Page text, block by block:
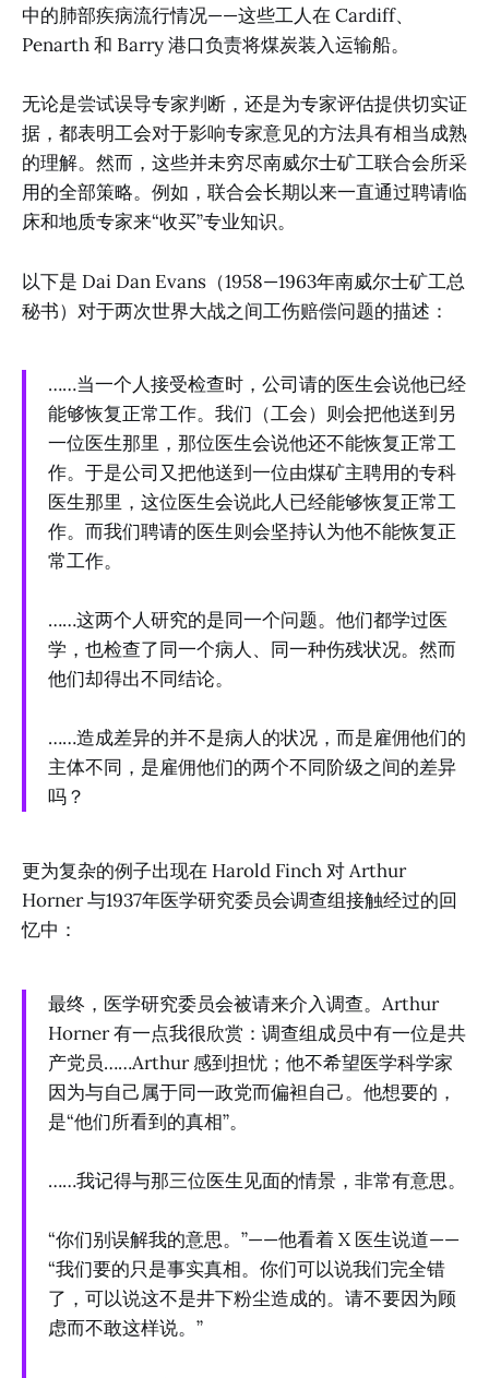
中的肺部疾病流行情况——这些工人在 Cardiff、
Penarth 和 Barry 港口负责将煤炭装入运输船。
无论是尝试误导专家判断，还是为专家评估提供切实证
据，都表明工会对于影响专家意见的方法具有相当成熟
的理解。然而，这些并未穷尽南威尔士矿工联合会所采
用的全部策略。例如，联合会长期以来一直通过聘请临
床和地质专家来“收买”专业知识。
以下是 Dai Dan Evans（1958—1963年南威尔士矿工总
秘书）对于两次世界大战之间工伤赔偿问题的描述：
……当一个人接受检查时，公司请的医生会说他已经
能够恢复正常工作。我们（工会）则会把他送到另
一位医生那里，那位医生会说他还不能恢复正常工
作。于是公司又把他送到一位由煤矿主聘用的专科
医生那里，这位医生会说此人已经能够恢复正常工
作。而我们聘请的医生则会坚持认为他不能恢复正
常工作。
……这两个人研究的是同一个问题。他们都学过医
学，也检查了同一个病人、同一种伤残状况。然而
他们却得出不同结论。
……造成差异的并不是病人的状况，而是雇佣他们的
主体不同，是雇佣他们的两个不同阶级之间的差异
吗？
更为复杂的例子出现在 Harold Finch 对 Arthur
Horner 与1937年医学研究委员会调查组接触经过的回
忆中：
最终，医学研究委员会被请来介入调查。Arthur
Horner 有一点我很欣赏：调查组成员中有一位是共
产党员……Arthur 感到担忧；他不希望医学科学家
因为与自己属于同一政党而偏袒自己。他想要的，
是“他们所看到的真相”。
……我记得与那三位医生见面的情景，非常有意思。
“你们别误解我的意思。”——他看着 X 医生说道——
“我们要的只是事实真相。你们可以说我们完全错
了，可以说这不是井下粉尘造成的。请不要因为顾
虑而不敢这样说。”